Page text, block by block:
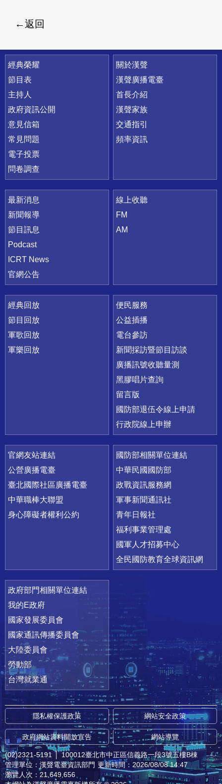
返回
快速連結
經典榮耀
節目表
主持人
政府資訊公開
意見信箱
常見問題
電子投票
問卷調查
關於漢聲
漢聲廣播電臺
首長介紹
漢聲家族
交通指引
頻率資訊
最新消息
新聞報導
節目訊息
Podcast
ICRT News
官網公告
線上收聽
FM
AM
經典回放
節目回放
軍歌回放
軍樂回放
便民服務
公益插播
電台參訪
新聞採訪暨節目訪談
廣播訊號收聽量測
黑膠唱片查詢
留言版
國防部退伍令線上申請
行政院線上申辦
官網友站連結
公營廣播電臺
臺北國際社區廣播電臺
中華職棒大聯盟
身心障礙者權利公約
國防部相關單位連結
中華民國國防部
政戰資訊服務網
軍事新聞通訊社
青年日報社
福利事業管理處
國軍人才招募中心
全民國防教育全球資訊網
政府部門相關單位連結
我的E政府
國家發展委員會
國家通訊傳播委員會
大陸委員會
勞動部
台灣就業通
隱私權保護政策 網站安全政策
政府網站資料開放宣告 網站導覽
(02)2321-5191 │ 100012臺北市中正區信義路一段3號五樓B棟
管理單位：漢聲電臺資訊部門 更新時間：2026/08/08 14:47
瀏覽人次：21,649,656